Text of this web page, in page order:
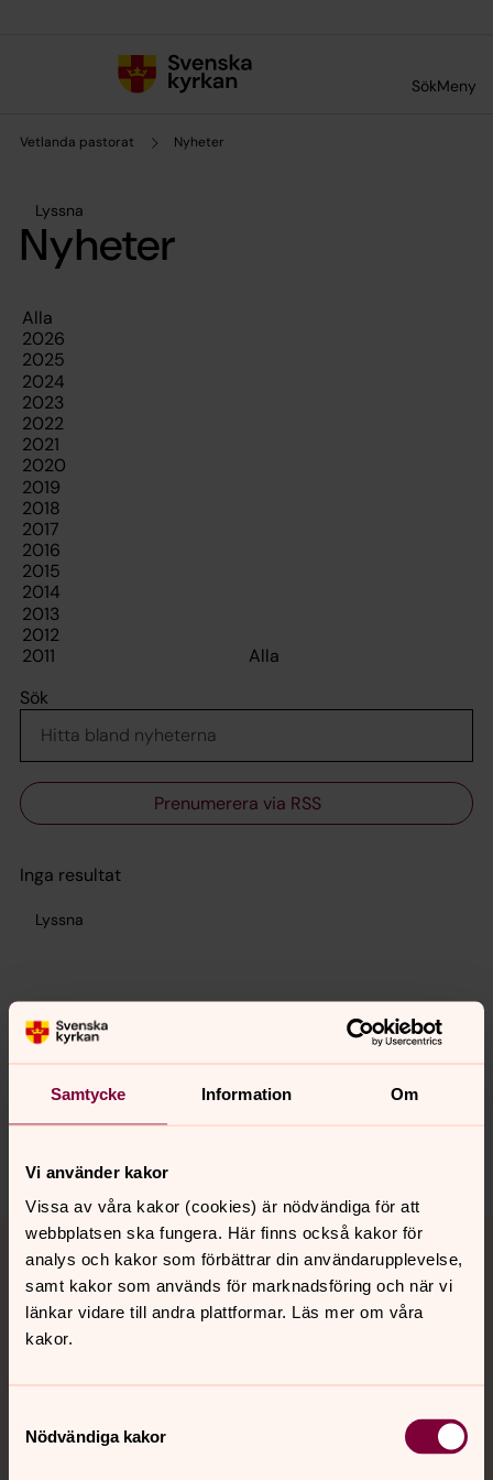
Samtycke Information Om
Vi använder kakor
Vissa av våra kakor (cookies) är nödvändiga för att
webbplatsen ska fungera. Här finns också kakor för
analys och kakor som förbättrar din användarupplevelse,
samt kakor som används för marknadsföring och när vi
länkar vidare till andra plattformar. Läs mer om våra
kakor.
Nödvändiga kakor
SökMeny
Vetlanda pastorat Nyheter
Lyssna
Nyheter
Sök
Prenumerera via RSS
Inga resultat
Lyssna
Synpunkter eller frågor på sidans
innehåll?
vetlanda.pastorat@svenskakyrkan.se
Tillbaka till toppen
Tillbaka till innehållet
Kontakt